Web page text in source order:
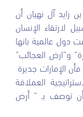
آل نهيان أن
لارتقاء الإنسان
دول عالمية بانها
و”ارض العجائب”
الإمارات جديرة
العملاقة
أن توصف بـ ” أرض